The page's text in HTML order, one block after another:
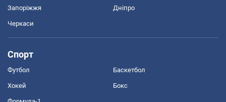
Запоріжжя Дніпро
Черкаси
Спорт
Футбол Баскетбол
Хокей Бокс